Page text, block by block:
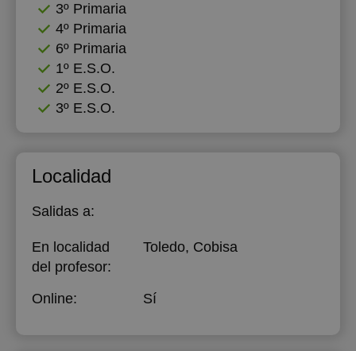
3º Primaria
4º Primaria
6º Primaria
1º E.S.O.
2º E.S.O.
3º E.S.O.
Localidad
Salidas a:
En localidad
del profesor:
Toledo, Cobisa
Online: Sí